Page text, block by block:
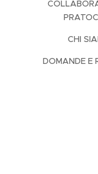
CHI
DOMANDE E